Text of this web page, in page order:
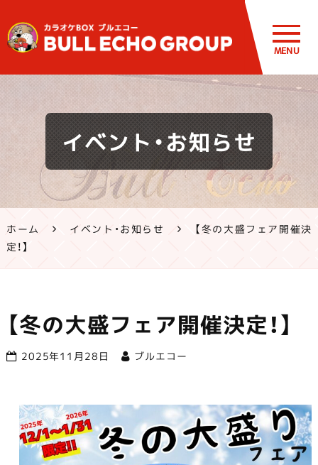
鹿児島・熊
本のカラオ
ケ ブルエコ
ー公式サイ
屋市、八代
市で営業中
MENU
イベント・お知らせ
ホーム イベント・お知らせ
【冬の大盛フェア開催決
定！】
【冬の大盛フェア開催決定！】
2025年11月28日 ブルエコー